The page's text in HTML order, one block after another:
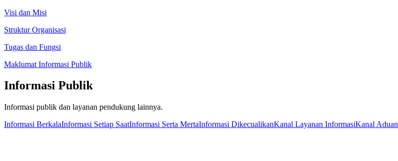
Visi dan Misi
Struktur Organisasi
Tugas dan Fungsi
Maklumat Informasi Publik
Informasi Publik
Informasi publik dan layanan pendukung lainnya.
Informasi BerkalaInformasi Setiap SaatInformasi Serta MertaInformasi DikecualikanKanal Layanan InformasiKanal Aduan